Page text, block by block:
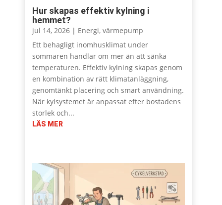
Hur skapas effektiv kylning i
hemmet?
jul 14, 2026| Energi, värmepump
Ett behagligt inomhusklimat under
sommaren handlar om mer än att sänka
temperaturen. Effektiv kylning skapas genom
en kombination av rätt klimatanläggning,
genomtänkt placering och smart användning.
När kylsystemet är anpassat efter bostadens
storlek och...
LÄS MER